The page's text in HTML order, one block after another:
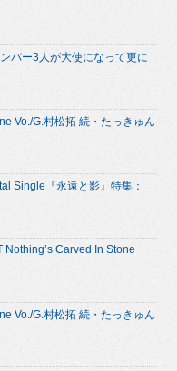
バー3人が大使になって更に
Vo./G.村松拓 続・たっきゅん
Single『永遠と影』特集：
Nothing’s Carved In Stone
Vo./G.村松拓 続・たっきゅん